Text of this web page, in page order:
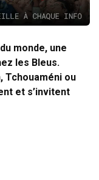
monde, une
les Bleus.
Tchouaméni ou
et s’invitent